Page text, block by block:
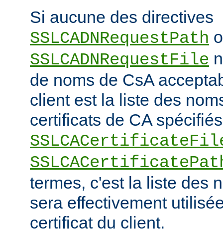
Si aucune des directives
SSLCADNRequestPath
SSLCADNRequestFile
de noms de CsA
client est la liste des
certificats de CA
termes, c'est la liste des
sera effectivement
certificat du client.